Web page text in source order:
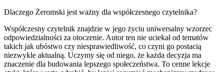
Dlaczego Żeromski jest ważny dla współczesnego czytelnika?
Współczesny czytelnik znajdzie w jego życiu uniwersalny wzorzec
odpowiedzialności za otoczenie. Autor ten nie uciekał od tematów
takich jak ubóstwo czy niesprawiedliwość, co czyni go postacią
niezwykle aktualną. Uczymy się od niego, że każda decyzja ma
znaczenie dla budowania lepszego społeczeństwa. To cenne lekcje